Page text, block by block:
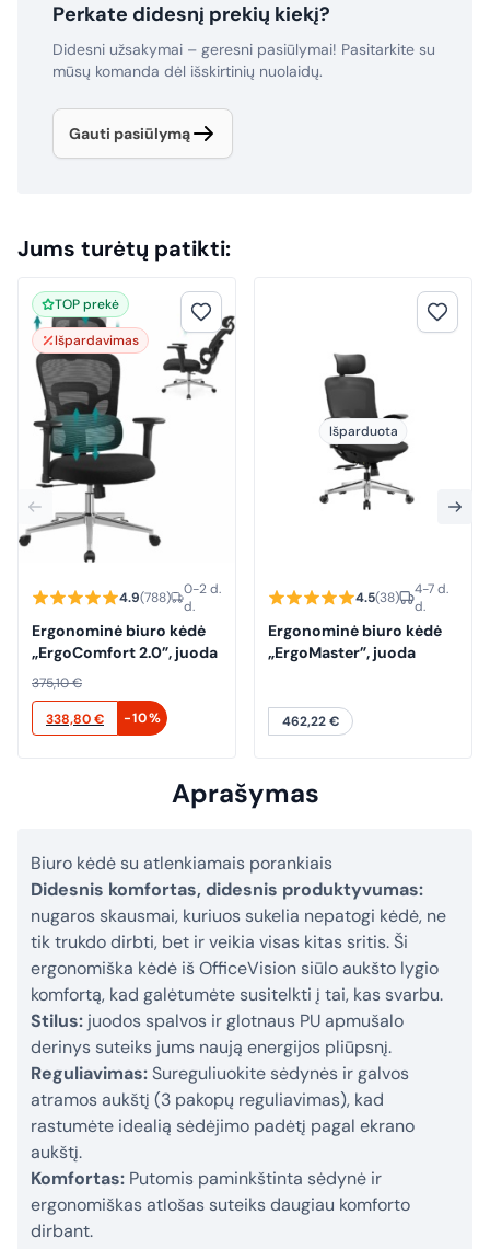
Perkate didesnį prekių kiekį?
Didesni užsakymai – geresni pasiūlymai! Pasitarkite su
mūsų komanda dėl išskirtinių nuolaidų.
Gauti pasiūlymą
Jums turėtų patikti:
TOP prekė
Išpardavimas
4.9(788)
0-2 d.
d.
Ergonominė biuro kėdė
„ErgoComfort 2.0”, juoda
375,10€
Original
price
338,80€
Current
price
338,80 €.
-10%
Išparduota
4.5(38)
4-7 d.
d.
Ergonominė biuro kėdė
„ErgoMaster”, juoda
462,22€
Aprašymas
Biuro kėdė su atlenkiamais porankiais
Didesnis komfortas, didesnis produktyvumas:
nugaros skausmai, kuriuos sukelia nepatogi kėdė, ne
tik trukdo dirbti, bet ir veikia visas kitas sritis. Ši
ergonomiška kėdė iš OfficeVision siūlo aukšto lygio
komfortą, kad galėtumėte susitelkti į tai, kas svarbu.
Stilus: juodos spalvos ir glotnaus PU apmušalo
derinys suteiks jums naują energijos pliūpsnį.
Reguliavimas:Sureguliuokite sėdynės ir galvos
atramos aukštį (3 pakopų reguliavimas), kad
rastumėte idealią sėdėjimo padėtį pagal ekrano
aukštį.
Komfortas: Putomis paminkštinta sėdynė ir
ergonomiškas atlošas suteiks daugiau komforto
dirbant.